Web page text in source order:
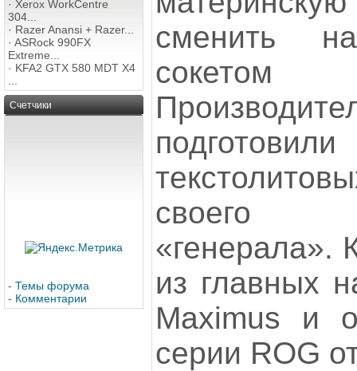
· Xerox WorkCentre
304...
· Razer Anansi + Razer...
· ASRock 990FX
Extreme...
· KFA2 GTX 580 MDT X4
Счетчики
- Темы форума
- Комментарии
сменить
своего
«генерала».
из главных
Maximus и
серии ROG